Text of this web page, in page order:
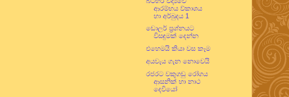
ආරම්භය ව්කාශය
හා අර්බුදය 1
ඩොලර් ප්‍රශ්නයට
විසඳුමක් දෙන්න
එහෙමයි කියා වස කෑම
අයවැය ගැන නොවෙයි
රජරට වකුගඩු රෝගය
ආසනික් හා නාථ
දෙවියෝ